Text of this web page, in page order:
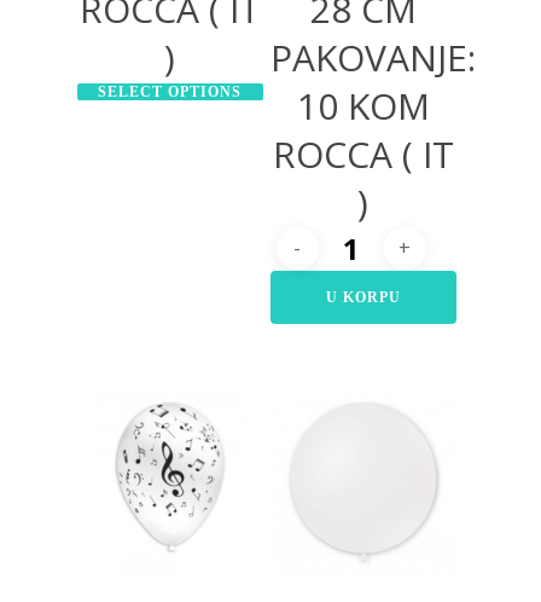
)
SELECT OPTIONS
PAKOVANJE:
10 KOM
ROCCA ( IT
)
U KORPU
300,00RSD RSD